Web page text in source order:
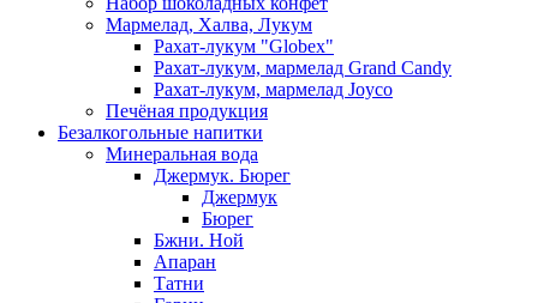
Мармелад, Халва, Лукум
Рахат-лукум "Globex"
Рахат-лукум, мармелад Grand Candy
Рахат-лукум, мармелад Joyco
Печёная продукция
Безалкогольные напитки
Минеральная вода
Джермук. Бюрег
Джермук
Бюрег
Бжни. Ной
Апаран
Татни